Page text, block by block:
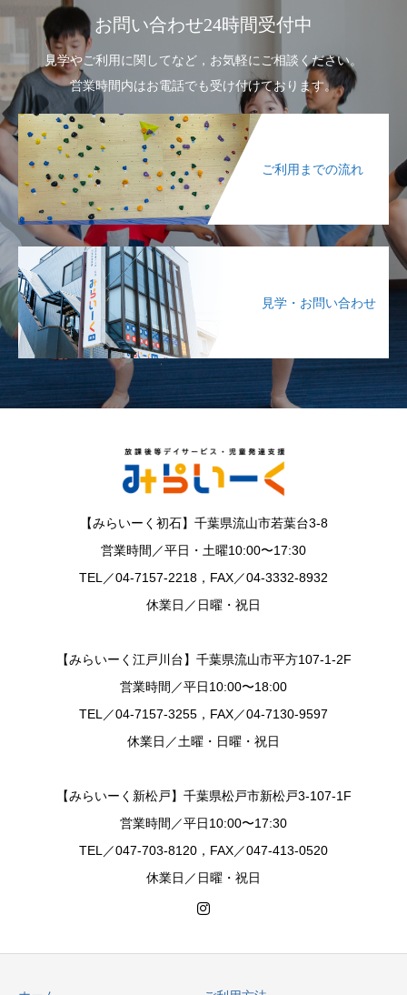
お問い合わせ24時間受付中
見学やご利用に関してなど，お気軽にご相談ください。
営業時間内はお電話でも受け付けております。
ご利用までの流れ
見学・お問い合わせ
【みらいーく初石】千葉県流山市若葉台3-8
営業時間／平日・土曜10:00〜17:30
TEL／04-7157-2218，FAX／04-3332-8932
休業日／日曜・祝日
【みらいーく江戸川台】千葉県流山市平方107-1-2F
営業時間／平日10:00〜18:00
TEL／04-7157-3255，FAX／04-7130-9597
休業日／土曜・日曜・祝日
【みらいーく新松戸】千葉県松戸市新松戸3-107-1F
営業時間／平日10:00〜17:30
TEL／047-703-8120，FAX／047-413-0520
休業日／日曜・祝日